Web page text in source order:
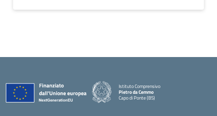
Istituto Comprensivo
Pietro da Cemmo
Capo di Ponte (BS)
— Visita la pagina iniziale della scuola